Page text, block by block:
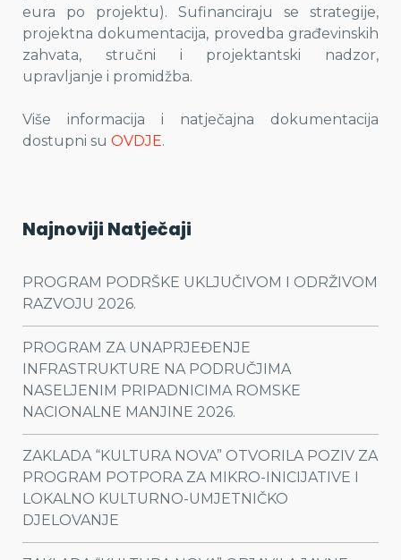
eura po projektu). Sufinanciraju se strategije,
projektna dokumentacija, provedba građevinskih
zahvata, stručni i projektantski nadzor,
upravljanje i promidžba.
Više informacija i natječajna dokumentacija
dostupni su OVDJE.
Najnoviji Natječaji
PROGRAM PODRŠKE UKLJUČIVOM I ODRŽIVOM
RAZVOJU 2026.
PROGRAM ZA UNAPRJEĐENJE
INFRASTRUKTURE NA PODRUČJIMA
NASELJENIM PRIPADNICIMA ROMSKE
NACIONALNE MANJINE 2026.
ZAKLADA “KULTURA NOVA” OTVORILA POZIV ZA
PROGRAM POTPORA ZA MIKRO-INICIJATIVE I
LOKALNO KULTURNO-UMJETNIČKO
DJELOVANJE